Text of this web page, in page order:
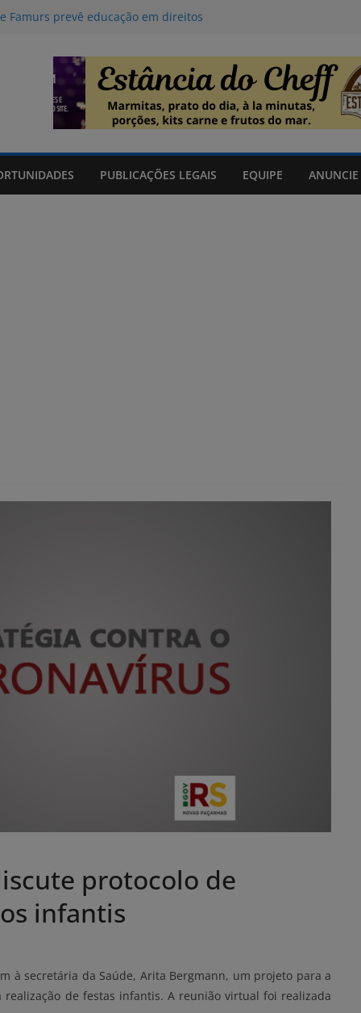
a nova Lei do Frete
comprovar informações da
Defesa Civil traz áreas em risco
e rajadas de vento no Sul, Oeste
PUBLICAÇÕES LEGAIS EQUIPE ANUNCIE
protocolo de
infantis
à secretária da Saúde, Arita Bergmann, um projeto para a
de festas infantis. A reunião virtual foi realizada